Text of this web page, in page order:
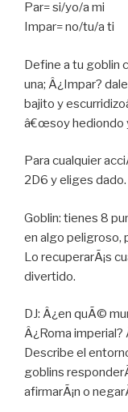
Par= si/yo/a mi
Impar= no/tu/a ti
Define a tu goblin
una; Â¿Impar?
bajito y
â€œsoy hediondo
Para cualquier
2D6 y eliges dado.
Goblin: tienes 8
en algo peligroso,
Lo recuperarÃ¡s
divertido.
DJ: Â¿en quÃ©
Â¿Roma imperial?
Describe el
goblins
afirmarÃ¡n o